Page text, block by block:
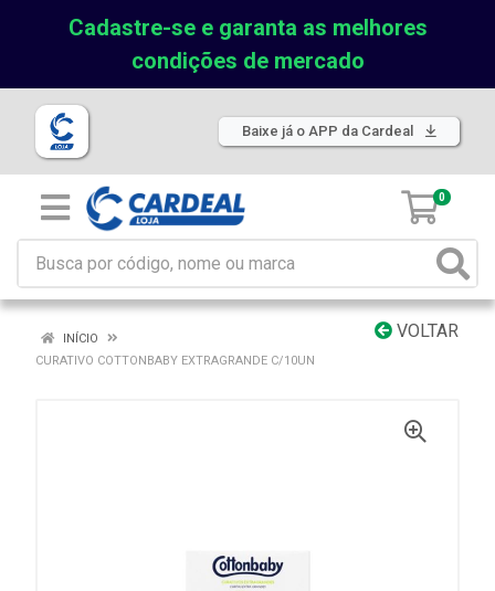
Cadastre-se e garanta as melhores
condições de mercado
Baixe já o APP da Cardeal
0
VOLTAR
INÍCIO
CURATIVO COTTONBABY EXTRAGRANDE C/10UN